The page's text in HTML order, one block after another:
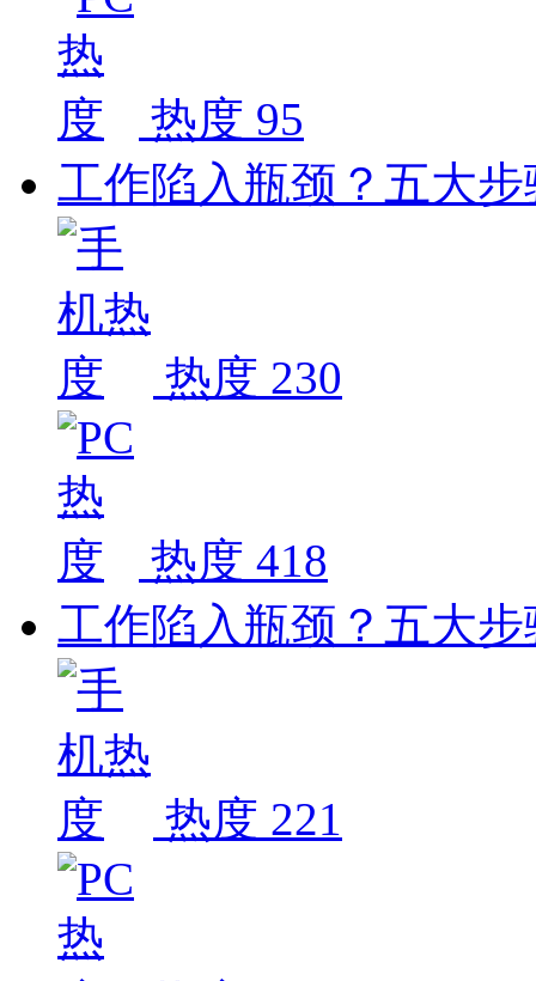
热度 95
工作陷入瓶颈？五大
热度 230
热度 418
工作陷入瓶颈？五大
热度 221